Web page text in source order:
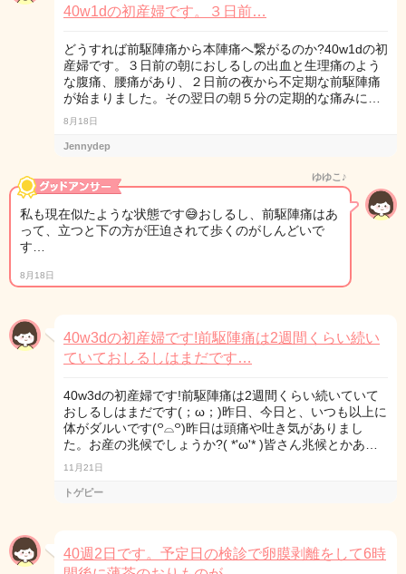
40w1dの初産婦です。３日前…
どうすれば前駆陣痛から本陣痛へ繋がるのか?40w1dの初
産婦です。３日前の朝におしるしの出血と生理痛のよう
な腹痛、腰痛があり、２日前の夜から不定期な前駆陣痛
が始まりました。その翌日の朝５分の定期的な痛みに…
8月18日
Jennydep
ゆゆこ♪
私も現在似たような状態です😅おしるし、前駆陣痛はあ
って、立つと下の方が圧迫されて歩くのがしんどいで
す…
8月18日
40w3dの初産婦です!前駆陣痛は2週間くらい続い
ていておしるしはまだです…
40w3dの初産婦です!前駆陣痛は2週間くらい続いていて
おしるしはまだです(；ω；)昨日、今日と、いつも以上に
体がダルいです(꒪⌓꒪)昨日は頭痛や吐き気がありまし
た。お産の兆候でしょうか?( *'ω'* )皆さん兆候とかあ…
11月21日
トゲピー
40週2日です。予定日の検診で卵膜剥離をして6時